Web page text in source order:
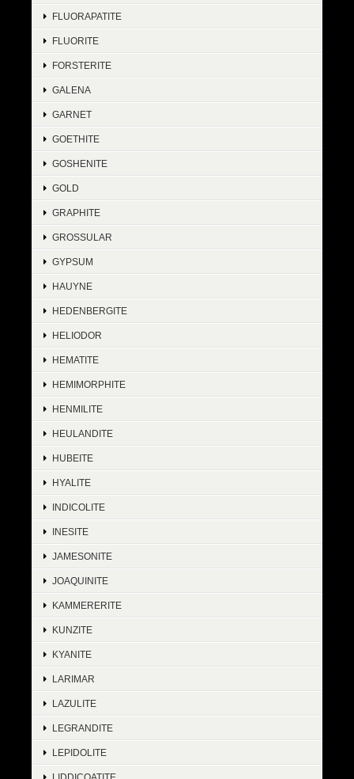
FLUORAPATITE
FLUORITE
FORSTERITE
GALENA
GARNET
GOETHITE
GOSHENITE
GOLD
GRAPHITE
GROSSULAR
GYPSUM
HAUYNE
HEDENBERGITE
HELIODOR
HEMATITE
HEMIMORPHITE
HENMILITE
HEULANDITE
HUBEITE
HYALITE
INDICOLITE
INESITE
JAMESONITE
JOAQUINITE
KAMMERERITE
KUNZITE
KYANITE
LARIMAR
LAZULITE
LEGRANDITE
LEPIDOLITE